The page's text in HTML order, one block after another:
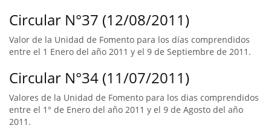
Circular N°37 (12/08/2011)
Valor de la Unidad de Fomento para los días comprendidos
entre el 1 Enero del año 2011 y el 9 de Septiembre de 2011.
Circular N°34 (11/07/2011)
Valores de la Unidad de Fomento para los dias comprendidos
entre el 1° de Enero del año 2011 y el 9 de Agosto del año
2011.